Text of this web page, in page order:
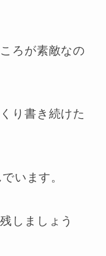
ろが素敵なの
り書き続けた
います。
しましょう